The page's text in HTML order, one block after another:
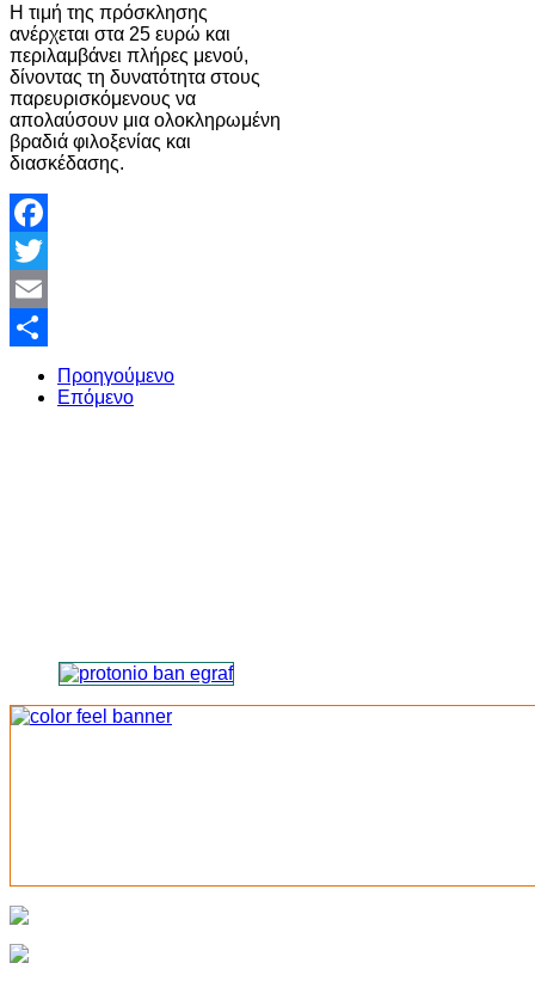
Η τιμή της πρόσκλησης
ανέρχεται στα 25 ευρώ και
περιλαμβάνει πλήρες μενού,
δίνοντας τη δυνατότητα στους
παρευρισκόμενους να
απολαύσουν μια ολοκληρωμένη
βραδιά φιλοξενίας και
διασκέδασης.
Facebook
Twitter
Email
Share
Προηγούμενο
Επόμενο